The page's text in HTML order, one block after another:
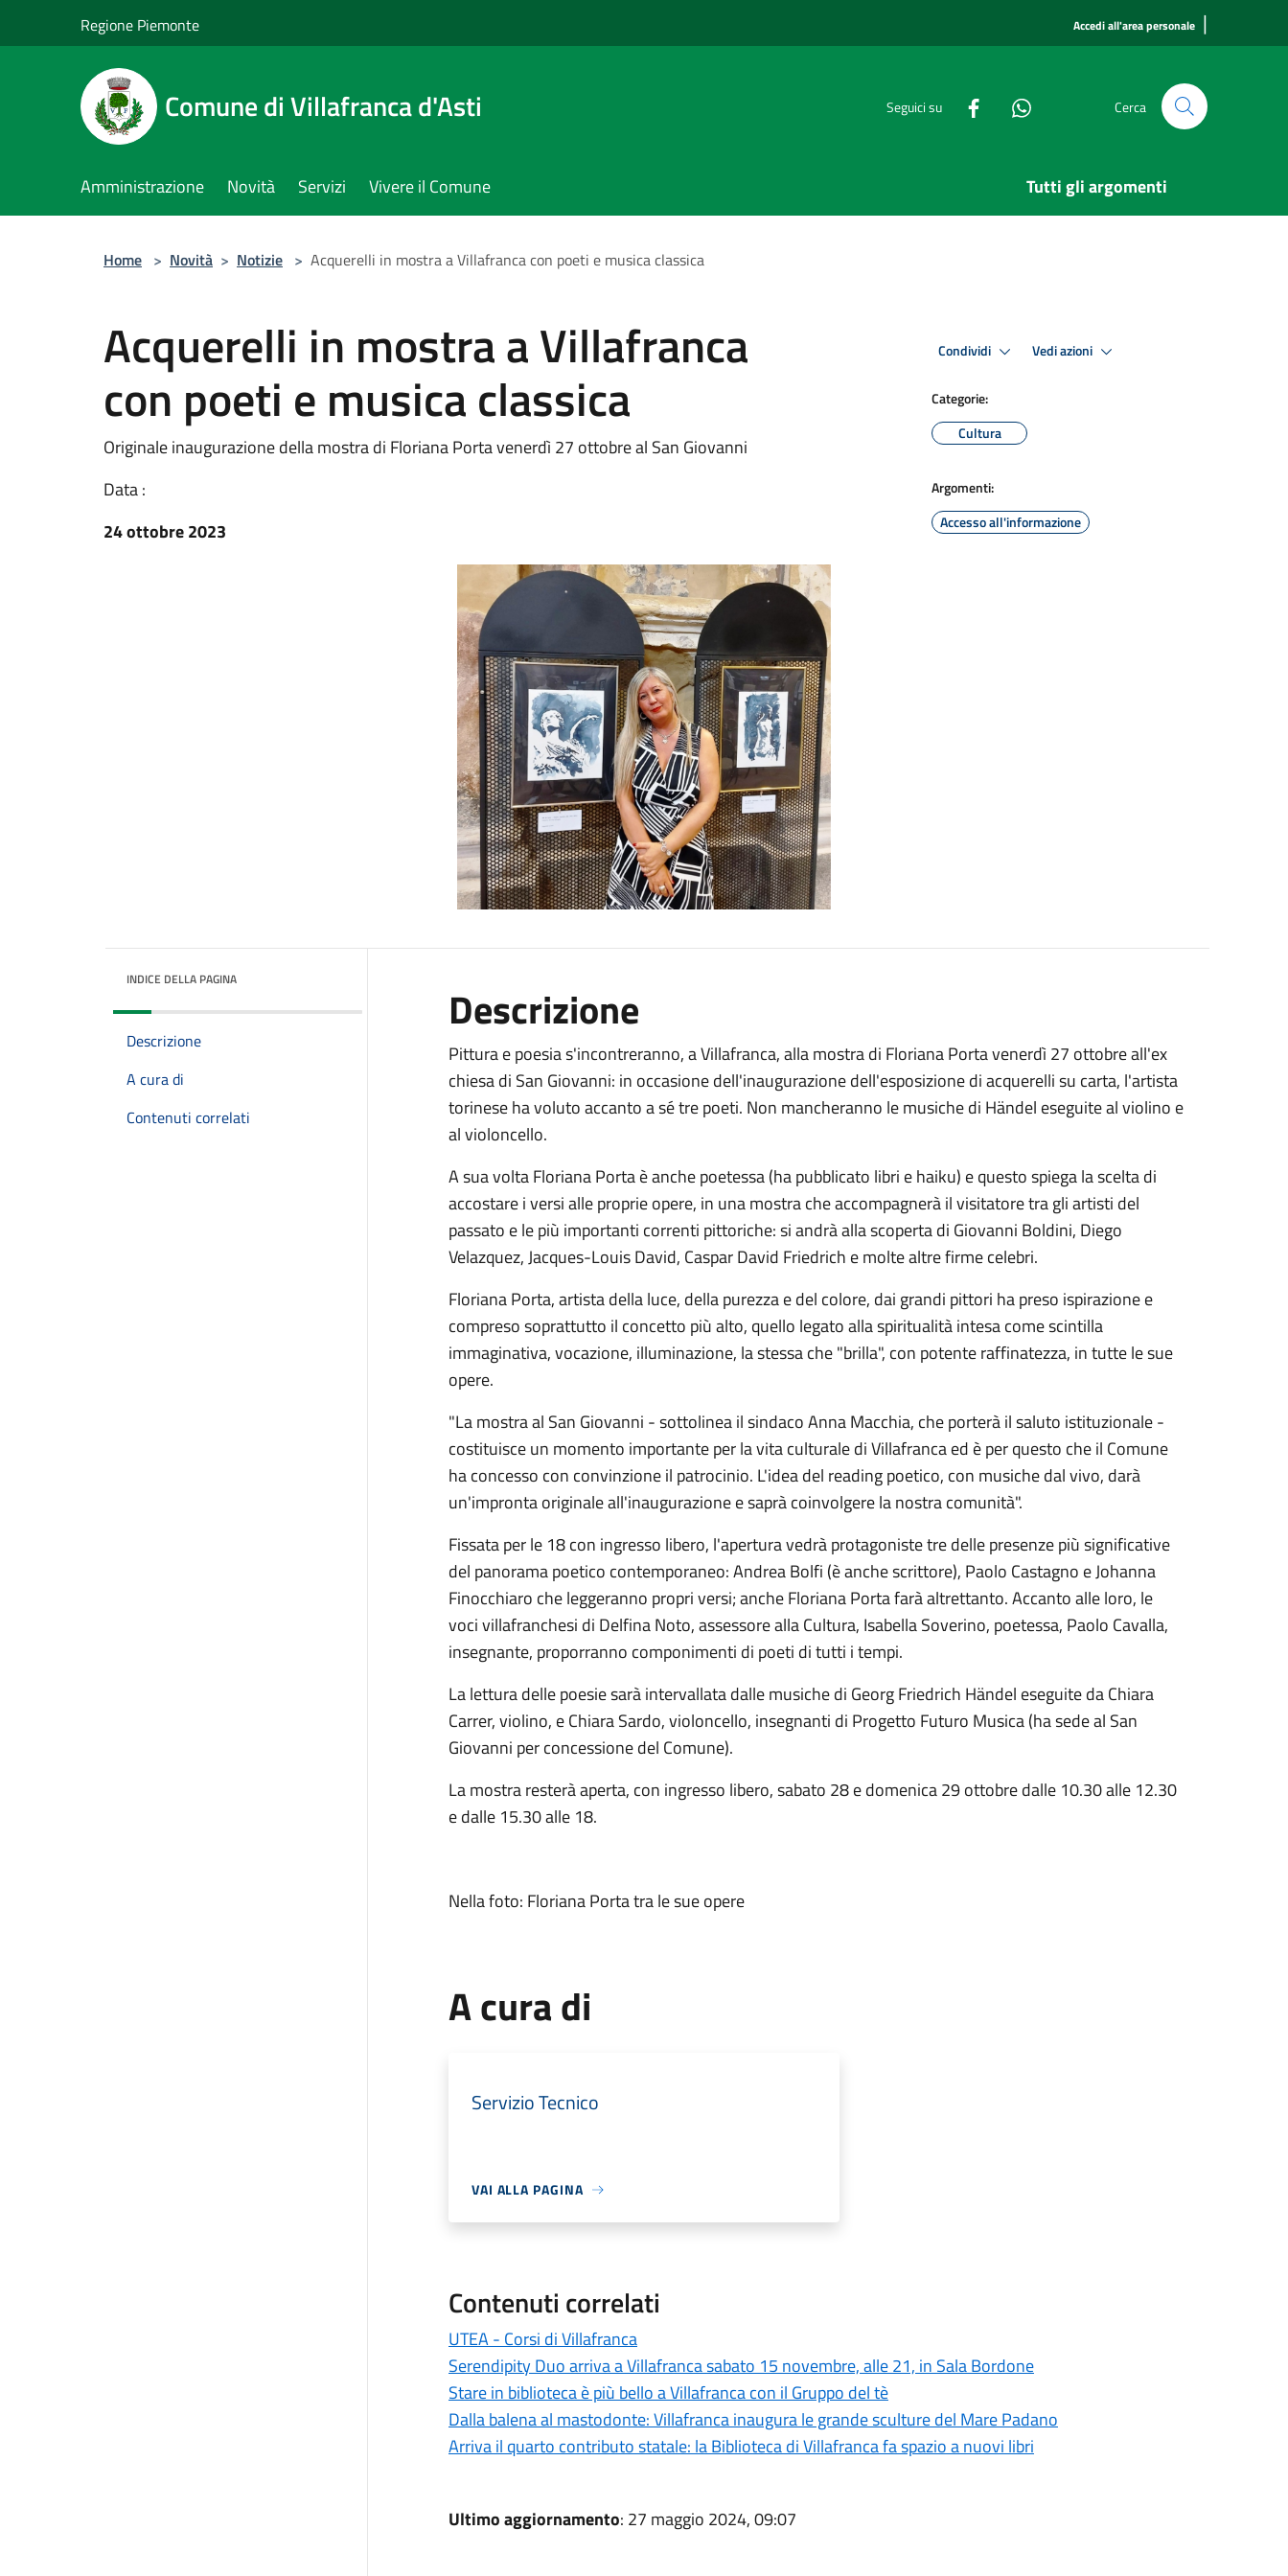
Regione Piemonte Accedi all'area personale |
Comune di Villafranca d'Asti Seguici su Cerca
Amministrazione Novità Servizi Vivere il Comune Tutti gli argomenti
Home > Novità > Notizie > Acquerelli in mostra a Villafranca con poeti e musica classica
Acquerelli in mostra a Villafranca
con poeti e musica classica
Originale inaugurazione della mostra di Floriana Porta venerdì 27 ottobre al San Giovanni
Data :
24 ottobre 2023
Condividi Vedi azioni
Categorie:
Cultura
Argomenti:
Accesso all'informazione
INDICE DELLA PAGINA
Descrizione
A cura di
Contenuti correlati
Descrizione
Pittura e poesia s'incontreranno, a Villafranca, alla mostra di Floriana Porta venerdì 27 ottobre all'ex
chiesa di San Giovanni: in occasione dell'inaugurazione dell'esposizione di acquerelli su carta, l'artista
torinese ha voluto accanto a sé tre poeti. Non mancheranno le musiche di Händel eseguite al violino e
al violoncello.
A sua volta Floriana Porta è anche poetessa (ha pubblicato libri e haiku) e questo spiega la scelta di
accostare i versi alle proprie opere, in una mostra che accompagnerà il visitatore tra gli artisti del
passato e le più importanti correnti pittoriche: si andrà alla scoperta di Giovanni Boldini, Diego
Velazquez, Jacques-Louis David, Caspar David Friedrich e molte altre firme celebri.
Floriana Porta, artista della luce, della purezza e del colore, dai grandi pittori ha preso ispirazione e
compreso soprattutto il concetto più alto, quello legato alla spiritualità intesa come scintilla
immaginativa, vocazione, illuminazione, la stessa che "brilla", con potente raffinatezza, in tutte le sue
opere.
"La mostra al San Giovanni - sottolinea il sindaco Anna Macchia, che porterà il saluto istituzionale -
costituisce un momento importante per la vita culturale di Villafranca ed è per questo che il Comune
ha concesso con convinzione il patrocinio. L'idea del reading poetico, con musiche dal vivo, darà
un'impronta originale all'inaugurazione e saprà coinvolgere la nostra comunità".
Fissata per le 18 con ingresso libero, l'apertura vedrà protagoniste tre delle presenze più significative
del panorama poetico contemporaneo: Andrea Bolfi (è anche scrittore), Paolo Castagno e Johanna
Finocchiaro che leggeranno propri versi; anche Floriana Porta farà altrettanto. Accanto alle loro, le
voci villafranchesi di Delfina Noto, assessore alla Cultura, Isabella Soverino, poetessa, Paolo Cavalla,
insegnante, proporranno componimenti di poeti di tutti i tempi.
La lettura delle poesie sarà intervallata dalle musiche di Georg Friedrich Händel eseguite da Chiara
Carrer, violino, e Chiara Sardo, violoncello, insegnanti di Progetto Futuro Musica (ha sede al San
Giovanni per concessione del Comune).
La mostra resterà aperta, con ingresso libero, sabato 28 e domenica 29 ottobre dalle 10.30 alle 12.30
e dalle 15.30 alle 18.
Nella foto: Floriana Porta tra le sue opere
A cura di
Servizio Tecnico
VAI ALLA PAGINA
Contenuti correlati
UTEA - Corsi di Villafranca
Serendipity Duo arriva a Villafranca sabato 15 novembre, alle 21, in Sala Bordone
Stare in biblioteca è più bello a Villafranca con il Gruppo del tè
Dalla balena al mastodonte: Villafranca inaugura le grande sculture del Mare Padano
Arriva il quarto contributo statale: la Biblioteca di Villafranca fa spazio a nuovi libri
Ultimo aggiornamento: 27 maggio 2024, 09:07